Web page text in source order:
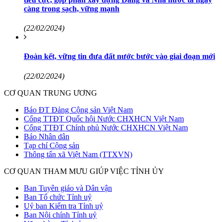
càng trong sạch, vững mạnh
(22/02/2024)
Đoàn kết, vững tin đưa đất nước bước vào giai đoạn mới
(22/02/2024)
CƠ QUAN TRUNG ƯƠNG
Báo ĐT Đảng Cộng sản Việt Nam
Cổng TTĐT Quốc hội Nước CHXHCN Việt Nam
Cổng TTĐT Chính phủ Nước CHXHCN Việt Nam
Báo Nhân dân
Tạp chí Cộng sản
Thông tấn xã Việt Nam (TTXVN)
CƠ QUAN THAM MƯU GIÚP VIỆC TỈNH ỦY
Ban Tuyên giáo và Dân vận
Ban Tổ chức Tỉnh uỷ
Uỷ ban Kiểm tra Tỉnh uỷ
Ban Nội chính Tỉnh uỷ